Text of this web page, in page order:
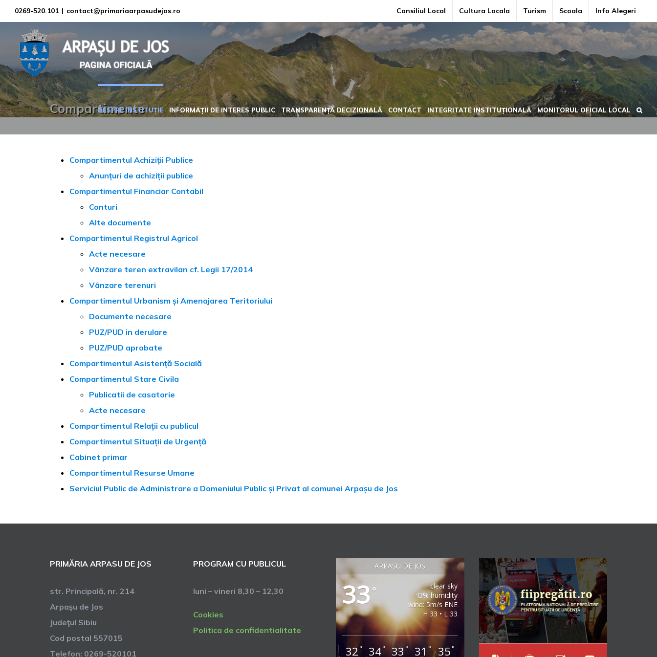
Skip
to
content
0269-520.101 | contact@primariaarpasudejos.ro Consiliul Local Cultura Locala Turism Scoala Info Alegeri
DESPRE INSTITUȚIE INFORMAȚII DE INTERES PUBLIC TRANSPARENȚĂ DECIZIONALĂ CONTACT INTEGRITATE INSTITUȚIONALĂ MONITORUL OFICIAL LOCAL
Compartimente
Compartimentul Achiziții Publice
Anunțuri de achiziții publice
Compartimentul Financiar Contabil
Conturi
Alte documente
Compartimentul Registrul Agricol
Acte necesare
Vânzare teren extravilan cf. Legii 17/2014
Vânzare terenuri
Compartimentul Urbanism și Amenajarea Teritoriului
Documente necesare
PUZ/PUD in derulare
PUZ/PUD aprobate
Compartimentul Asistență Socială
Compartimentul Stare Civila
Publicatii de casatorie
Acte necesare
Compartimentul Relații cu publicul
Compartimentul Situații de Urgență
Cabinet primar
Compartimentul Resurse Umane
Serviciul Public de Administrare a Domeniului Public și Privat al comunei Arpașu de Jos
PRIMĂRIA ARPASU DE JOS
str. Principală, nr. 214
Arpaşu de Jos
Judeţul Sibiu
Cod postal 557015
Telefon: 0269-520101
PROGRAM CU PUBLICUL
luni – vineri 8,30 – 12,30
Cookies
Politica de confidentialitate
ARPASU DE JOS
33 °
clear sky
43% humidity
wind: 5m/s ENE
H 33 • L 33
32° 34° 33° 31 ° 35°